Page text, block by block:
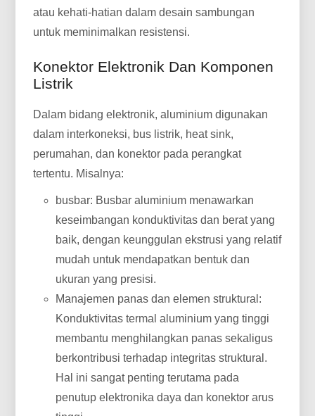
atau kehati-hatian dalam desain sambungan
untuk meminimalkan resistensi.
Konektor Elektronik Dan Komponen
Listrik
Dalam bidang elektronik, aluminium digunakan
dalam interkoneksi, bus listrik, heat sink,
perumahan, dan konektor pada perangkat
tertentu. Misalnya:
busbar: Busbar aluminium menawarkan
keseimbangan konduktivitas dan berat yang
baik, dengan keunggulan ekstrusi yang relatif
mudah untuk mendapatkan bentuk dan
ukuran yang presisi.
Manajemen panas dan elemen struktural:
Konduktivitas termal aluminium yang tinggi
membantu menghilangkan panas sekaligus
berkontribusi terhadap integritas struktural.
Hal ini sangat penting terutama pada
penutup elektronika daya dan konektor arus